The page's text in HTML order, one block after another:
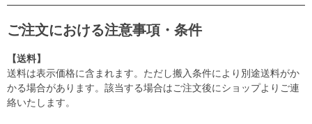
ご注文における注意事項・条件
【送料】
送料は表示価格に含まれます。ただし搬入条件により別途送料がか
かる場合があります。該当する場合はご注文後にショップよりご連
絡いたします。